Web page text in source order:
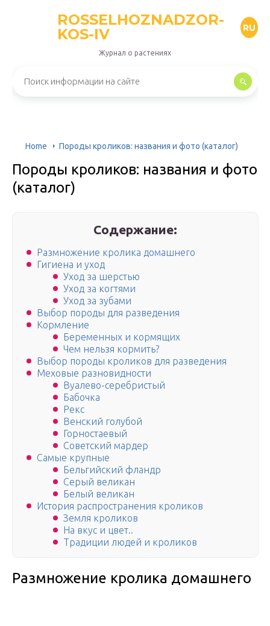
ROSSELHOZNADZOR-
KOS-IV
RU
Журнал о растениях
Home Породы кроликов: названия и фото (каталог)
Породы кроликов: названия и фото
(каталог)
Содержание:
Размножение кролика домашнего
Гигиена и уход
Уход за шерстью
Уход за когтями
Уход за зубами
Выбор породы для разведения
Кормление
Беременных и кормящих
Чем нельзя кормить?
Выбор породы кроликов для разведения
Меховые разновидности
Вуалево-серебристый
Бабочка
Рекс
Венский голубой
Горностаевый
Советский мардер
Самые крупные
Бельгийский фландр
Серый великан
Белый великан
История распространения кроликов
Земля кроликов
На вкус и цвет..
Традиции людей и кроликов
Размножение кролика домашнего